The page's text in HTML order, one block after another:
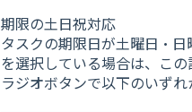
期限の土日祝対応
タスクの期限日が土曜日・
を選択している場合は、この
ラジオボタンで以下のいずれ